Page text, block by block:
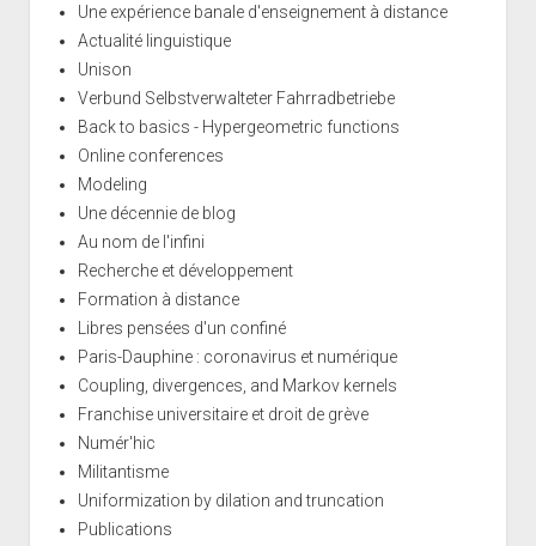
Une expérience banale d'enseignement à distance
Actualité linguistique
Unison
Verbund Selbstverwalteter Fahrradbetriebe
Back to basics - Hypergeometric functions
Online conferences
Modeling
Une décennie de blog
Au nom de l'infini
Recherche et développement
Formation à distance
Libres pensées d'un confiné
Paris-Dauphine : coronavirus et numérique
Coupling, divergences, and Markov kernels
Franchise universitaire et droit de grève
Numér'hic
Militantisme
Uniformization by dilation and truncation
Publications